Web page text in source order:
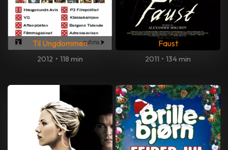
Til Ungdommen
2012 • 118 min
Faust
2011 • 134 min